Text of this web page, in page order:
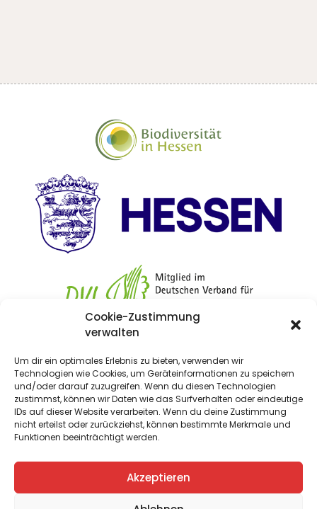
Cookie-Zustimmung
verwalten
Um dir ein optimales Erlebnis zu bieten, verwenden wir
Technologien wie Cookies, um Geräteinformationen zu speichern
und/oder darauf zuzugreifen. Wenn du diesen Technologien
zustimmst, können wir Daten wie das Surfverhalten oder eindeutige
IDs auf dieser Website verarbeiten. Wenn du deine Zustimmung
nicht erteilst oder zurückziehst, können bestimmte Merkmale und
Funktionen beeinträchtigt werden.
Akzeptieren
Landschaftspflegeverband
Kreis Bergstraße e.V.
Nibelungenstraße 280 I 64686 Lautertal
ImpressumIDatenschutzIKontakt